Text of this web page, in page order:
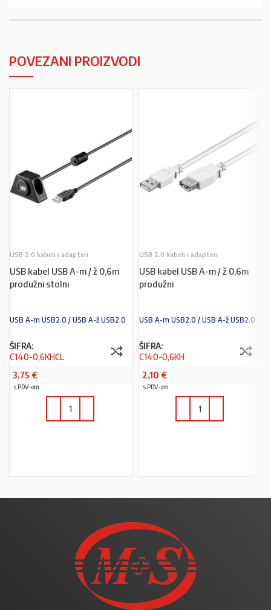
POVEZANI PROIZVODI
USB 2.0 kabeli i adapteri
USB kabel USB A-m / ž 0,6m
produžni stolni
USB A-m USB2.0 / USB A-ž USB2.0
ŠIFRA:
C140-0,6KHCL
3,75 €
s PDV-om
USB 2.0 kabeli i adapteri
USB kabel USB A-m / ž 0,6m
produžni
USB A-m USB2.0 / USB A-ž USB2.0
ŠIFRA:
C140-0,6KH
2,10 €
s PDV-om